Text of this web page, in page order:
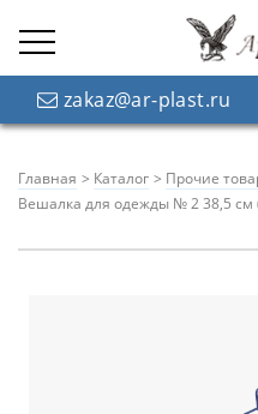
zakaz@ar-plast.ru
Главная Каталог
Прочие
Вешалка для одежды № 2 38,5 см